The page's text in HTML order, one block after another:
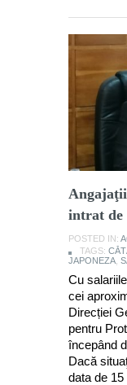
intrat de
POSTED IN:
TAGS:
JAPONEZA
Cu
cei
Direcției
pentru
începând
Dacă
data de